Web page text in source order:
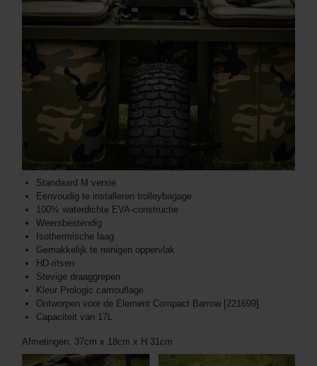
Standaard M versie
Eenvoudig te installeren trolleybagage
100% waterdichte EVA-constructie
Weersbestendig
Isothermische laag
Gemakkelijk te reinigen oppervlak
HD-ritsen
Stevige draaggrepen
Kleur Prologic camouflage
Ontworpen voor de Element Compact Barrow [221699]
Capaciteit van 17L
Afmetingen: 37cm x 18cm x H 31cm